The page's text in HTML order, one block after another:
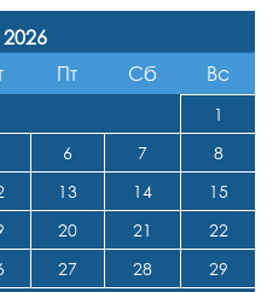
Пт Сб Вс
1
6 7
8
13 14
15
20 21
22
27 28
29